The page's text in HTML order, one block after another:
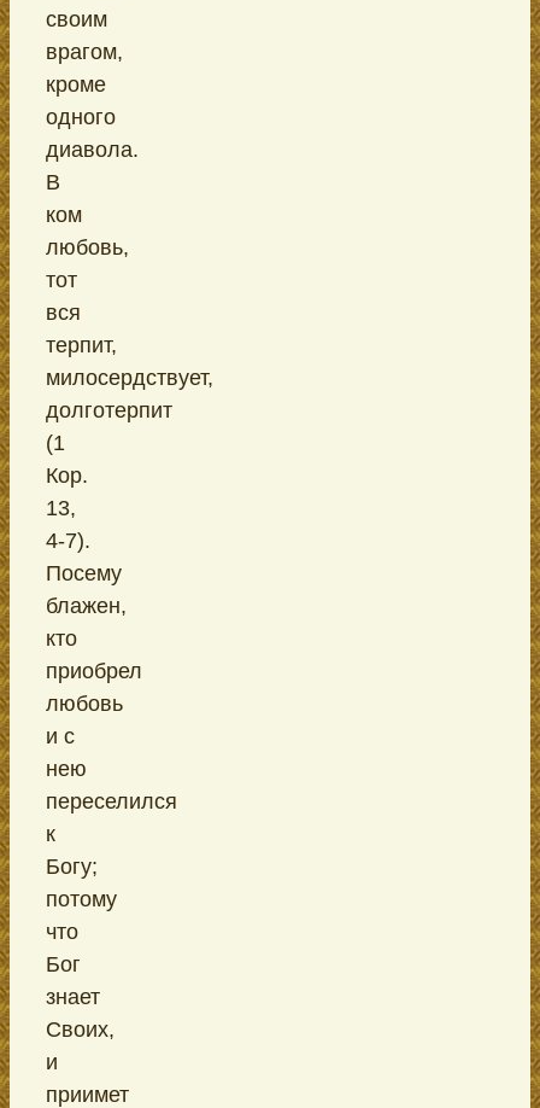
своим
врагом,
кроме
одного
диавола.
В
ком
любовь,
тот
вся
терпит,
милосердствует,
долготерпит
(1
Кор.
13,
4-7).
Посему
блажен,
кто
приобрел
любовь
и с
нею
переселился
к
Богу;
потому
что
Бог
знает
Своих,
и
приимет